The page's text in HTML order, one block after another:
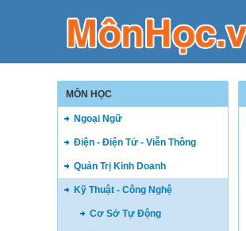
MÔN HỌC
Ngoại Ngữ
Điện - Điện Tử - Viễn Thông
Quản Trị Kinh Doanh
Kỹ Thuật - Công Nghệ
Cơ Sở Tự Động